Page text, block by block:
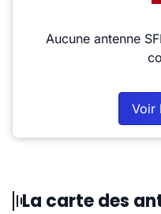
Aucune antenne
Voir
La carte des